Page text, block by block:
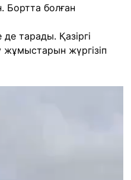
Бортта болған
тарады. Қазіргі
жұмыстарын жүргізіп